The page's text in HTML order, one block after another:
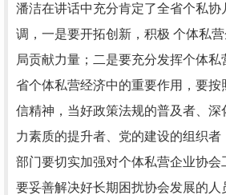
潘洁在讲话中充分肯定了全省个私协
调，一是要开拓创新，积极 个体私
局贡献力量；二是要充分发挥个体
省个体私营经济中的重要作用，要按
信精神，当好政策法规的普及者、深
力素质的提升者、党的建设的组织者
部门要切实加强对个体私营企业协会
要妥善解决好长期困扰协会发展的人